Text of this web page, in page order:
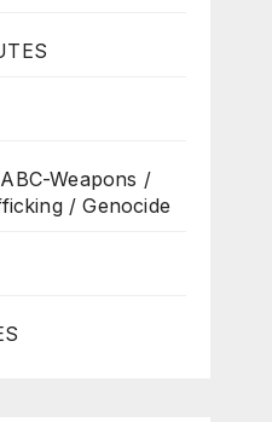
Weapons /
/ Genocide